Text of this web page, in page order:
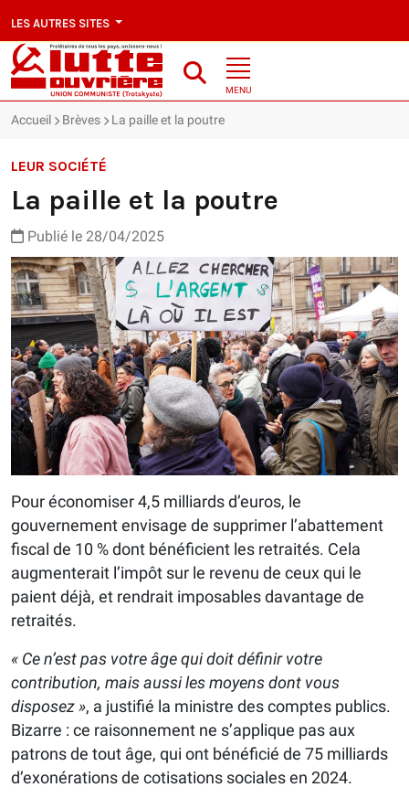
LES AUTRES SITES
MENU
Accueil Brèves La paille et la poutre
LEUR SOCIÉTÉ
La paille et la poutre
Publié le 28/04/2025
Pour économiser 4,5 milliards d’euros, le
gouvernement envisage de supprimer l’abattement
fiscal de 10 % dont bénéficient les retraités. Cela
augmenterait l’impôt sur le revenu de ceux qui le
paient déjà, et rendrait imposables davantage de
retraités.
« Ce n’est pas votre âge qui doit définir votre
contribution, mais aussi les moyens dont vous
disposez », a justifié la ministre des comptes publics.
Bizarre : ce raisonnement ne s’applique pas aux
patrons de tout âge, qui ont bénéficié de 75 milliards
d’exonérations de cotisations sociales en 2024.